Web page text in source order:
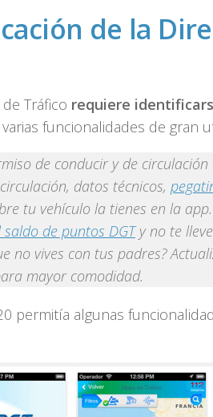
de la
Tráfico requiere
funcionalidades de gran
de conducir y de
datos técnicos,
tu vehículo la tienes en la app.
de puntos DGTy no te
no vives con tus padres?
mayor comodidad.
permitía algunas